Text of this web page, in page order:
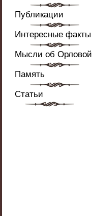
Публикации
Интересные факты
Мысли об Орловой
Память
Статьи